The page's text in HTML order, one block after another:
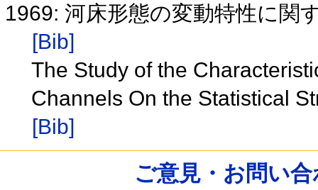
1969: 河床形態の変動特性に関
[Bib]
The Study of the
Channels On the Statistical
[Bib]
ご意見・お問い